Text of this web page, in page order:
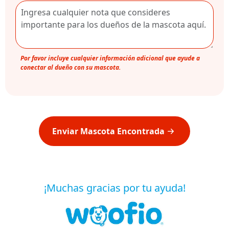
Por favor incluye cualquier información adicional que ayude a
conectar al dueño con su mascota.
Enviar Mascota Encontrada
¡Muchas gracias por tu ayuda!